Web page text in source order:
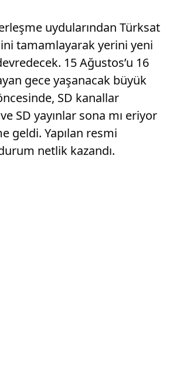
uydularından Türksat
tamamlayarak yerini yeni
15 Ağustos’u 16
gece yaşanacak büyük
SD kanallar
SD yayınlar sona mı eriyor
geldi. Yapılan resmi
netlik kazandı.